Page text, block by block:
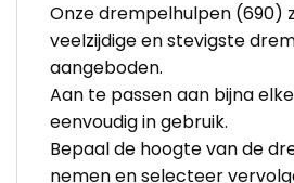
Onze drempelhulpen (690)
veelzijdige en stevigste
aangeboden.
Aan te passen aan bijna
eenvoudig in gebruik.
Bepaal de hoogte van de
nemen en selecteer